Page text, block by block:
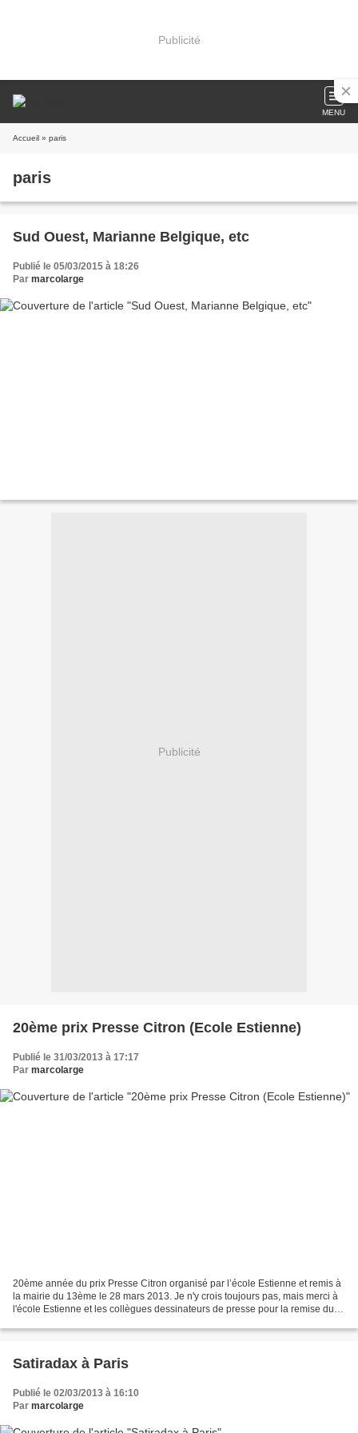
Publicité
MENU
Accueil » paris
paris
Sud Ouest, Marianne Belgique, etc
Publié le 05/03/2015 à 18:26
Par marcolarge
Publicité
20ème prix Presse Citron (Ecole Estienne)
Publié le 31/03/2013 à 17:17
Par marcolarge
20ème année du prix Presse Citron organisé par l’école Estienne et remis à
la mairie du 13ème le 28 mars 2013. Je n'y crois toujours pas, mais merci à
l'école Estienne et les collègues dessinateurs de presse pour la remise du "
Satiradax à Paris
Publié le 02/03/2013 à 16:10
Par marcolarge